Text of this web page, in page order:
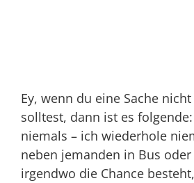
Ey, wenn du eine Sache
solltest, dann ist es
niemals – ich wiederhole
neben jemanden in Bus
irgendwo die Chance